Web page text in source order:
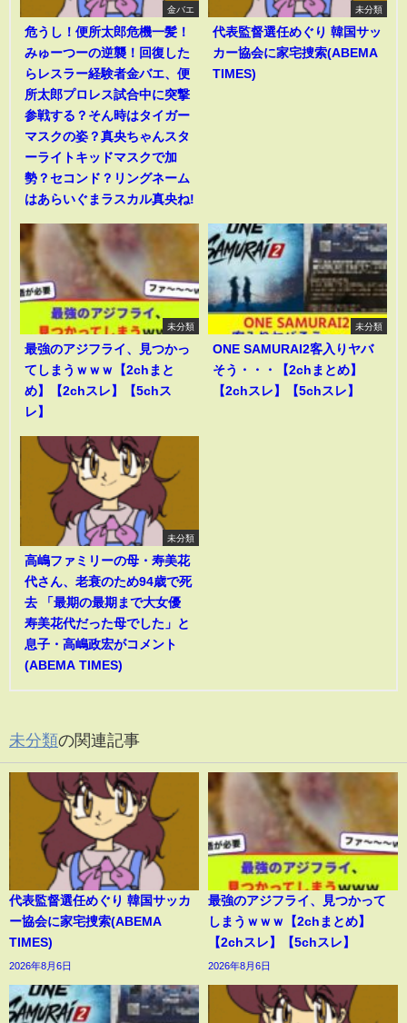
金バエ
危うし！便所太郎危機一髪！
みゅーつーの逆襲！回復した
らレスラー経験者金バエ、便
所太郎プロレス試合中に突撃
参戦する？そん時はタイガー
マスクの姿？真央ちゃんスタ
ーライトキッドマスクで加
勢？セコンド？リングネーム
はあらいぐまラスカル真央ね!
未分類
代表監督選任めぐり 韓国サッ
カー協会に家宅捜索(ABEMA
TIMES)
未分類
最強のアジフライ、見つかっ
てしまうｗｗｗ【2chまと
め】【2chスレ】【5chス
レ】
未分類
ONE SAMURAI2客入りヤバ
そう・・・【2chまとめ】
【2chスレ】【5chスレ】
未分類
高嶋ファミリーの母・寿美花
代さん、老衰のため94歳で死
去 「最期の最期まで大女優
寿美花代だった母でした」と
息子・高嶋政宏がコメント
(ABEMA TIMES)
未分類の関連記事
代表監督選任めぐり 韓国サッカ
ー協会に家宅捜索(ABEMA
TIMES)
2026年8月6日
最強のアジフライ、見つかって
しまうｗｗｗ【2chまとめ】
【2chスレ】【5chスレ】
2026年8月6日